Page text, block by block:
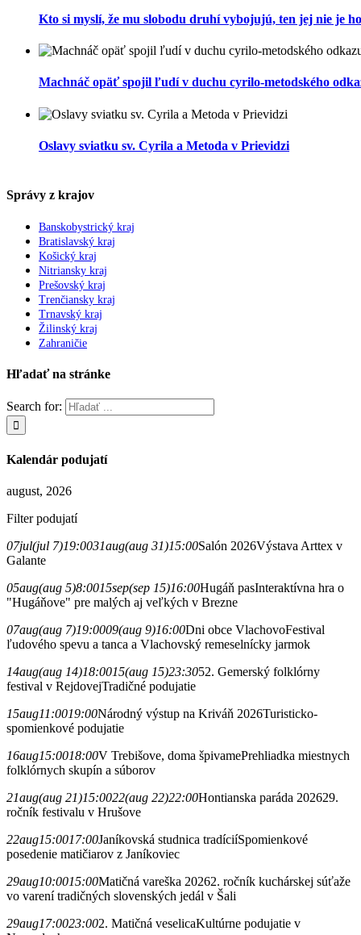
Kto si myslí, že mu slobodu druhí vybojujú, ten jej nie je
Machnáč opäť spojil ľudí v duchu cyrilo-metodského
Oslavy sviatku sv. Cyrila a Metoda v Prievidzi
Správy z krajov
Banskobystrický kraj
Bratislavský kraj
Košický kraj
Nitriansky kraj
Prešovský kraj
Trenčiansky kraj
Trnavský kraj
Žilinský kraj
Zahraničie
Hľadať na stránke
Search for:
Kalendár podujatí
august, 2026
Filter podujatí
07jul(jul 7)19:0031aug(aug 31)15:00Salón 2026Výstava Arttex v
Galante
05aug(aug 5)8:0015sep(sep 15)16:00Hugáň pasInteraktívna hra o
"Hugáňove" pre malých aj veľkých v Brezne
07aug(aug 7)19:0009(aug 9)16:00Dni obce VlachovoFestival
ľudového spevu a tanca a Vlachovský remeselnícky jarmok
14aug(aug 14)18:0015(aug 15)23:3052. Gemerský folklórny
festival v RejdovejTradičné podujatie
15aug11:0019:00Národný výstup na Kriváň 2026Turisticko-
spomienkové podujatie
16aug15:0018:00V Trebišove, doma špivamePrehliadka miestnych
folklórnych skupín a súborov
21aug(aug 21)15:0022(aug 22)22:00Hontianska paráda 202629.
ročník festivalu v Hrušove
22aug15:0017:00Janíkovská studnica tradíciíSpomienkové
posedenie matičiarov z Janíkoviec
29aug10:0015:00Matičná vareška 20262. ročník kuchárskej súťaže
vo varení tradičných slovenských jedál v Šali
29aug17:0023:002. Matičná veselicaKultúrne podujatie v